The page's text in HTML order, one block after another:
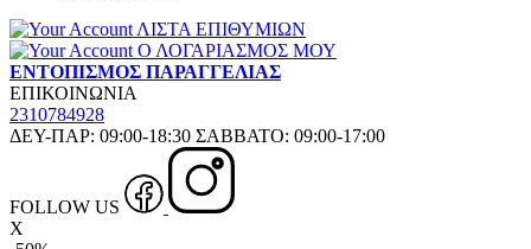
ΛΙΣΤΑ ΕΠΙΘΥΜΙΩΝ
Ο ΛΟΓΑΡΙΑΣΜΟΣ ΜΟΥ
ΕΝΤΟΠΙΣΜΟΣ ΠΑΡΑΓΓΕΛΙΑΣ
ΕΠΙΚΟΙΝΩΝΙΑ
2310784928
ΔΕΥ-ΠΑΡ: 09:00-18:30 ΣΑΒΒΑΤΟ: 09:00-17:00
FOLLOW US
X